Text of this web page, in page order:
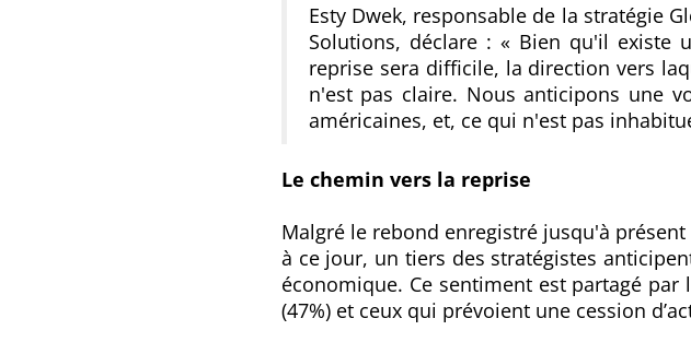
Esty Dwek, responsable de la stratégie
Solutions, déclare : « Bien qu'il existe
reprise sera difficile, la direction vers
n'est pas claire. Nous anticipons une
américaines, et, ce qui n'est pas
Le chemin vers la reprise
Malgré le rebond enregistré jusqu'à
à ce jour, un tiers des stratégistes
économique. Ce sentiment est partagé
(47%) et ceux qui prévoient une cession